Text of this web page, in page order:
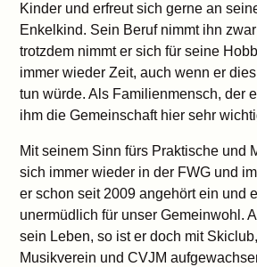
Kinder und erfreut sich gerne an
Enkelkind. Sein Beruf nimmt ihn
trotzdem nimmt er sich für seine
immer wieder Zeit, auch wenn er
tun würde. Als Familienmensch, der
ihm die Gemeinschaft hier sehr
Mit seinem Sinn fürs Praktische und
sich immer wieder in der FWG und
er schon seit 2009 angehört ein und
unermüdlich für unser Gemeinwohl.
sein Leben, so ist er doch mit
Musikverein und CVJM